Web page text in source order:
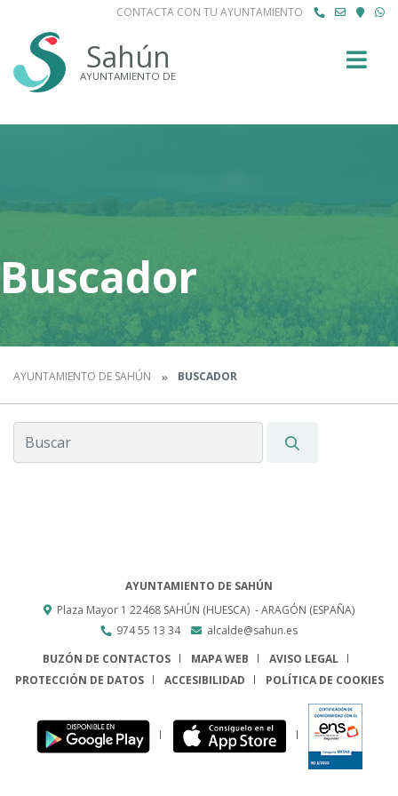
CONTACTA CON TU AYUNTAMIENTO
Sahún
AYUNTAMIENTO DE
Buscador
AYUNTAMIENTO DE SAHÚN BUSCADOR
AYUNTAMIENTO DE SAHÚN
Plaza Mayor 1 22468 SAHÚN (HUESCA) - ARAGÓN (ESPAÑA)
974 55 13 34
alcalde@sahun.es
BUZÓN DE CONTACTOS
MAPA WEB
AVISO LEGAL
PROTECCIÓN DE DATOS
ACCESIBILIDAD POLÍTICA DE COOKIES